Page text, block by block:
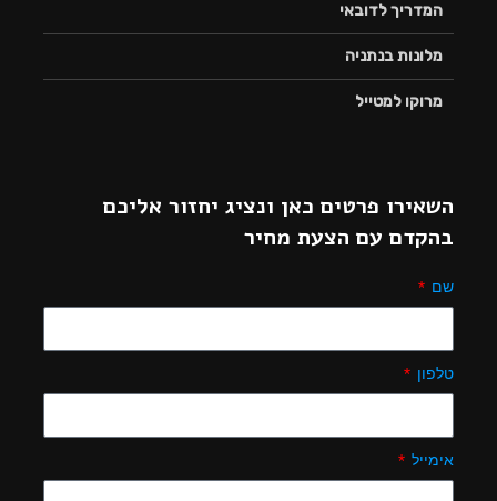
המדריך לדובאי
מלונות בנתניה
מרוקו למטייל
השאירו פרטים כאן ונציג יחזור אליכם
בהקדם עם הצעת מחיר
שם
טלפון
אימייל